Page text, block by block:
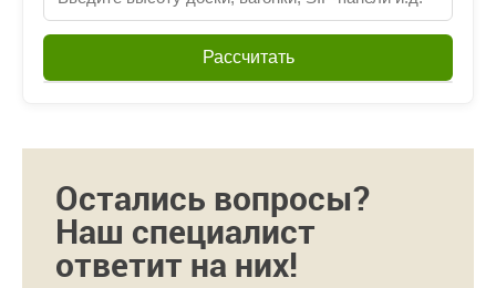
Рассчитать
Остались вопросы?
Наш специалист
ответит на них!